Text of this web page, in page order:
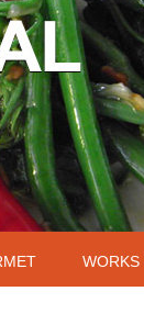
WORKS